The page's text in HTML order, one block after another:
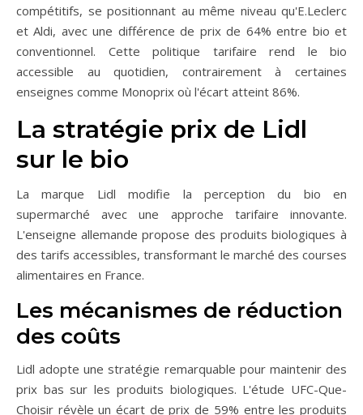
compétitifs, se positionnant au même niveau qu'E.Leclerc
et Aldi, avec une différence de prix de 64% entre bio et
conventionnel. Cette politique tarifaire rend le bio
accessible au quotidien, contrairement à certaines
enseignes comme Monoprix où l'écart atteint 86%.
La stratégie prix de Lidl
sur le bio
La marque Lidl modifie la perception du bio en
supermarché avec une approche tarifaire innovante.
L'enseigne allemande propose des produits biologiques à
des tarifs accessibles, transformant le marché des courses
alimentaires en France.
Les mécanismes de réduction
des coûts
Lidl adopte une stratégie remarquable pour maintenir des
prix bas sur les produits biologiques. L'étude UFC-Que-
Choisir révèle un écart de prix de 59% entre les produits